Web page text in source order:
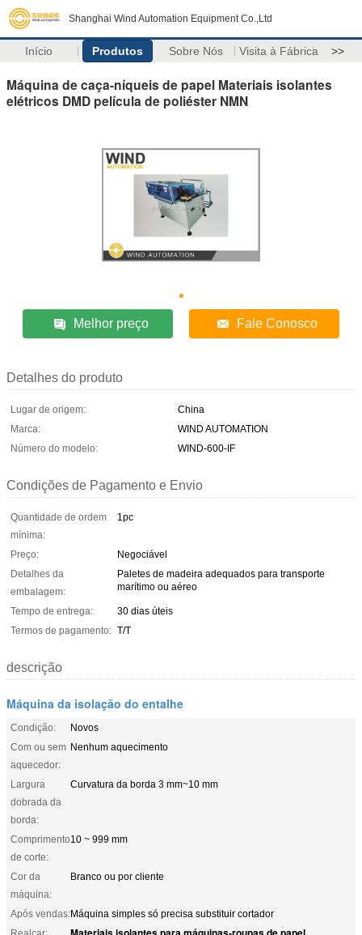
Shanghai Wind Automation Equipment Co.,Ltd
Início Produtos Sobre Nós Visita à Fábrica >>
Máquina de caça-níqueis de papel Materiais isolantes
elétricos DMD película de poliéster NMN
Melhor preço Fale Conosco
Detalhes do produto
Lugar de origem:
China
Marca:
WIND AUTOMATION
Número do modelo:
WIND-600-IF
Condições de Pagamento e Envio
Quantidade de ordem
mínima:
1pc
Preço:
Negociável
Detalhes da
embalagem:
Paletes de madeira adequados para transporte
marítimo ou aéreo
Tempo de entrega:
30 dias úteis
Termos de pagamento: T/T
descrição
Máquina da isolação do entalhe
Condição:
Novos
Com ou sem
aquecedor:
Nenhum aquecimento
Largura
dobrada da
borda:
Curvatura da borda 3 mm~10 mm
Comprimento
de corte:
10 ~ 999 mm
Cor da
máquina:
Branco ou por cliente
Após vendas:Máquina simples só precisa substituir cortador